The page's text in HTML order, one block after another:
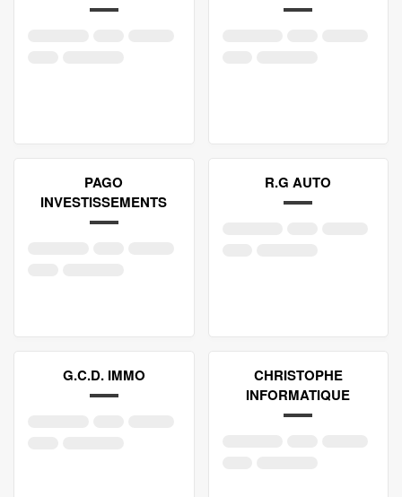
PAGO
INVESTISSEMENTS
R.G AUTO
G.C.D. IMMO
CHRISTOPHE
INFORMATIQUE